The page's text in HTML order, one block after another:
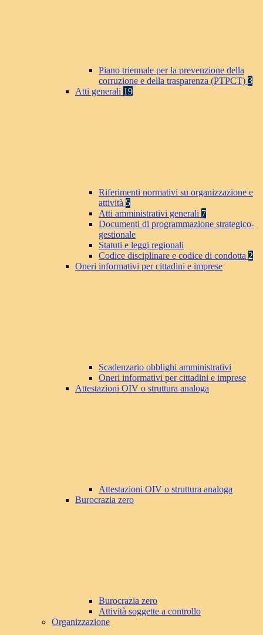
Piano triennale per la prevenzione della
corruzione e della trasparenza (PTPCT) 3
Atti generali 19
Riferimenti normativi su organizzazione e
attività 5
Atti amministrativi generali 7
Documenti di programmazione strategico-
gestionale
Statuti e leggi regionali
Codice disciplinare e codice di condotta 2
Oneri informativi per cittadini e imprese
Scadenzario obblighi amministrativi
Oneri informativi per cittadini e imprese
Attestazioni OIV o struttura analoga
Attestazioni OIV o struttura analoga
Burocrazia zero
Burocrazia zero
Attività soggette a controllo
Organizzazione